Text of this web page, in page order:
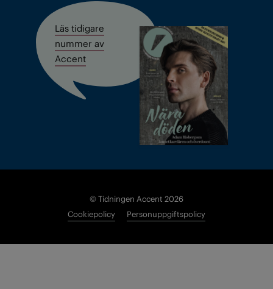
Läs tidigare
nummer av
Accent
© Tidningen Accent 2026
Cookiepolicy
Personuppgiftspolicy